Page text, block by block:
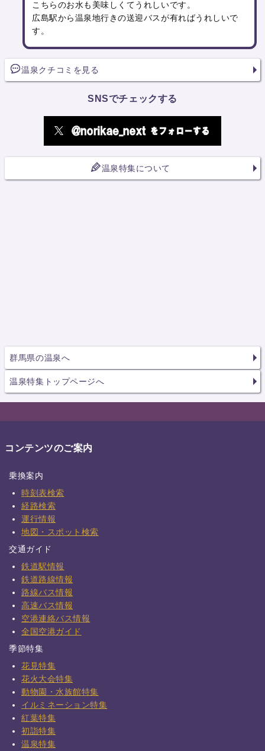
こちらのお水も美味しくてうれしいです。
広島駅から温泉地行きの送迎バスが有ればうれしいで
す。
温泉クチコミを見る
SNSでチェックする
温泉特集について
群馬県の温泉へ
温泉特集トップページへ
コンテンツのご案内
乗換案内
時刻表検索
経路検索
運行情報
地図・スポット検索
交通ガイド
鉄道駅情報
鉄道路線情報
路線バス情報
高速バス情報
空港連絡バス情報
全国空港ガイド
季節特集
花見特集
花火大会特集
動物園・水族館特集
イルミネーション特集
紅葉特集
初詣特集
温泉特集